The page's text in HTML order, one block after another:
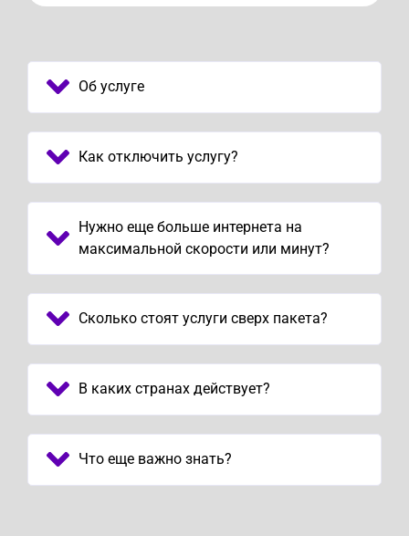
Об услуге
Как отключить услугу?
Нужно еще больше интернета на
максимальной скорости или минут?
Сколько стоят услуги сверх пакета?
В каких странах действует?
Что еще важно знать?